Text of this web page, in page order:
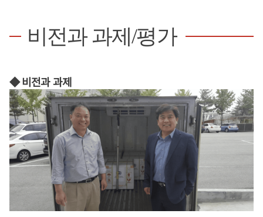
비전과 과제/평가
◆ 비전과 과제